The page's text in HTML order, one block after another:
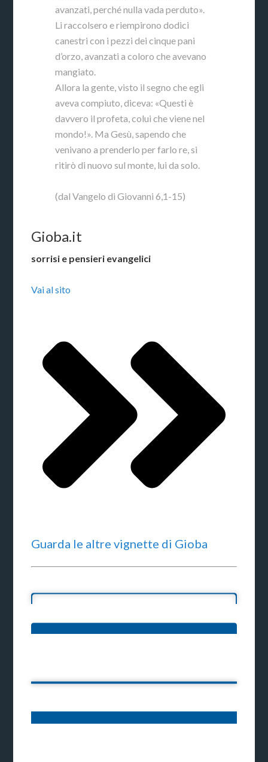
avanzati, perché nulla vada perduto».
Li raccolsero e riempirono dodici
canestri con i pezzi dei cinque pani
d’orzo, avanzati a coloro che avevano
mangiato.
Allora la gente, visto il segno che egli
aveva compiuto, diceva: «Questi è
davvero il profeta, colui che viene nel
mondo!». Ma Gesù, sapendo che
venivano a prenderlo per farlo re, si
ritirò di nuovo sul monte, lui da solo.
(dal Vangelo di Giovanni 6,1-15)
Gioba.it
sorrisi e pensieri evangelici
Vai al sito
Guarda le altre vignette di Gioba